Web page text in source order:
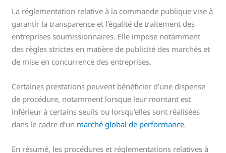
La réglementation relative à la commande publique vise à
garantir la transparence et l’égalité de traitement des
entreprises soumissionnaires. Elle impose notamment
des règles strictes en matière de publicité des marchés et
de mise en concurrence des entreprises.
Certaines prestations peuvent bénéficier d’une dispense
de procédure, notamment lorsque leur montant est
inférieur à certains seuils ou lorsqu’elles sont réalisées
dans le cadre d’un marché global de performance.
En résumé, les procédures et réglementations relatives à